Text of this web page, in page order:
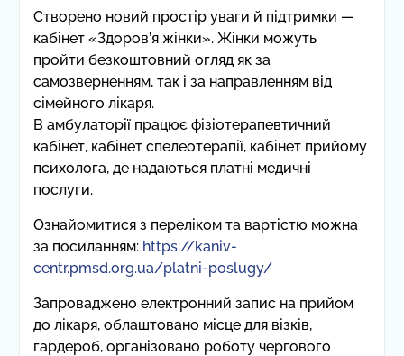
Створено новий простір уваги й підтримки —
кабінет «Здоров’я жінки». Жінки можуть
пройти безкоштовний огляд як за
самозверненням, так і за направленням від
сімейного лікаря.
В амбулаторії працює фізіотерапевтичний
кабінет, кабінет спелеотерапії, кабінет прийому
психолога, де надаються платні медичні
послуги.
Ознайомитися з переліком та вартістю можна
за посиланням:https://kaniv-
centr.pmsd.org.ua/platni-poslugy/
Запроваджено електронний запис на прийом
до лікаря, облаштовано місце для візків,
гардероб, організовано роботу чергового